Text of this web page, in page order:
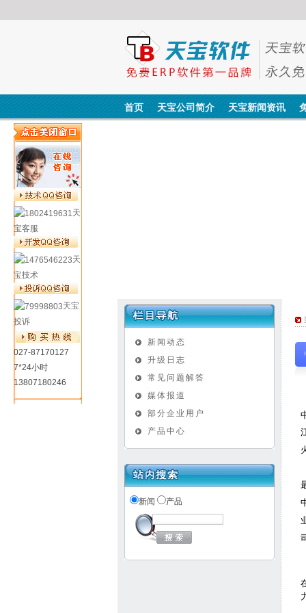
首页 天宝公司简介 天宝新闻资讯
新闻动态
升级日志
常见问题解答
媒体报道
部分企业用户
产品中心
新闻 产品
天
宝客服
天
宝技术
天宝
投诉
027-87170127
7*24小时
13807180246